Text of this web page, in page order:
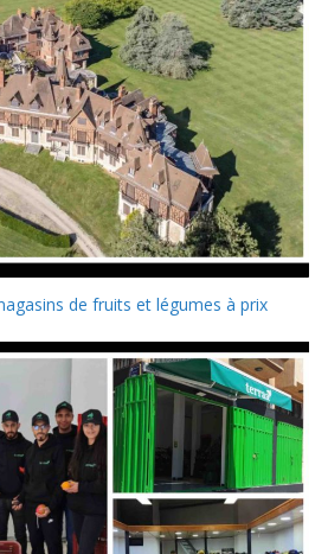
de fruits et légumes à prix